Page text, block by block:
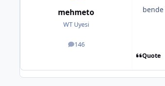
mehmeto
WT Uyesi
146
posts
Quote